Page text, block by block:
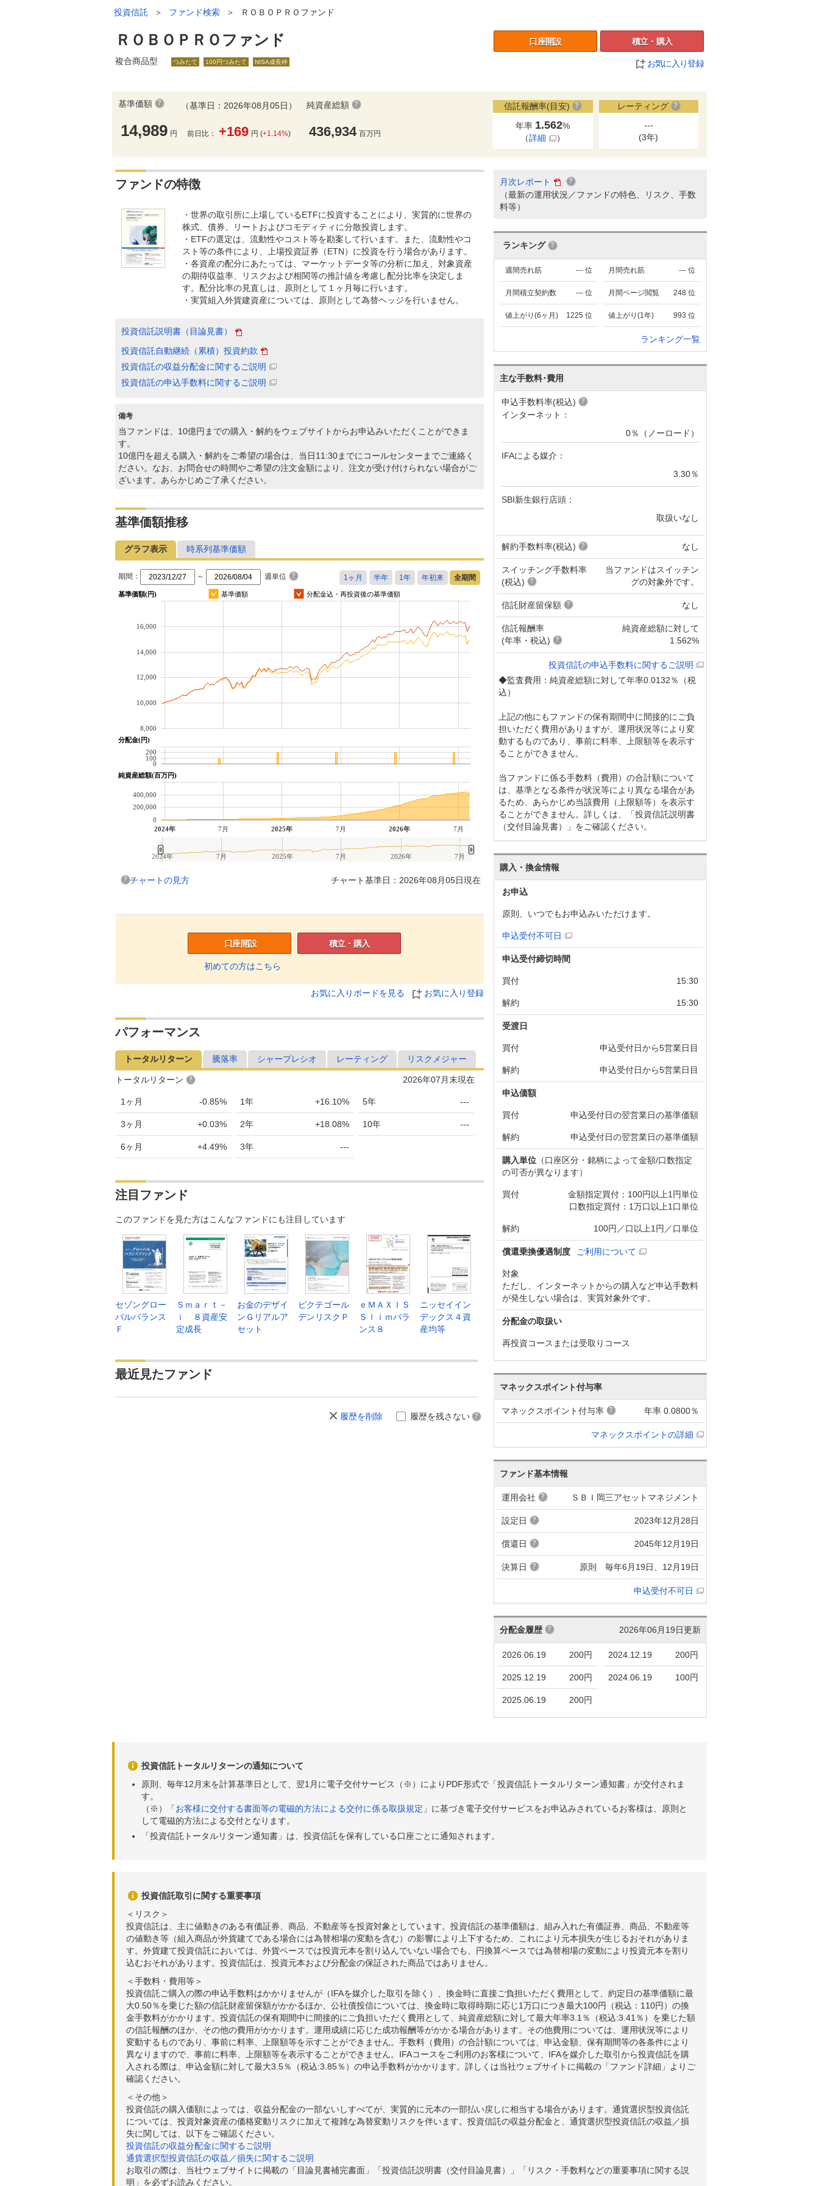
投資信託 ＞ ファンド検索 ＞ ＲＯＢＯＰＲＯファンド
ＲＯＢＯＰＲＯファンド 口座開設 積立・購入
お気に入り登録
複合商品型 つみたて 100円つみたて NISA成長枠
基準価額
14,989 円
（基準日：2026年08月05日）
前日比： +169 円 (+1.14%)
純資産総額
436,934 百万円
信託報酬率(目安)
年率 1.562%
（詳細 ）
レーティング
---
(3年)
ファンドの特徴
・世界の取引所に上場しているETFに投資することにより、実質的に世界の
株式、債券、リートおよびコモディティに分散投資します。
・ETFの選定は、流動性やコスト等を勘案して行います。また、流動性やコ
スト等の条件により、上場投資証券（ETN）に投資を行う場合があります。
・各資産の配分にあたっては、マーケットデータ等の分析に加え、対象資産
の期待収益率、リスクおよび相関等の推計値を考慮し配分比率を決定しま
す。配分比率の見直しは、原則として１ヶ月毎に行います。
・実質組入外貨建資産については、原則として為替ヘッジを行いません。
投資信託説明書（目論見書）
投資信託自動継続（累積）投資約款
投資信託の収益分配金に関するご説明
投資信託の申込手数料に関するご説明
備考
当ファンドは、10億円までの購入・解約をウェブサイトからお申込みいただくことができま
す。
10億円を超える購入・解約をご希望の場合は、当日11:30までにコールセンターまでご連絡く
ださい。なお、お問合せの時間やご希望の注文金額により、注文が受け付けられない場合がご
ざいます。あらかじめご了承ください。
基準価額推移
グラフ表示 時系列基準価額
期間： ～ 週単位
基準価額(円) 基準価額 分配金込・再投資後の基準価額
8,000
10,000
12,000
14,000
16,000
分配金(円)
0
100
200
純資産総額(百万円)
2024年 7月 2025年 7月 2026年 7月
0
200,000
400,000
2024年 7月 2025年 7月 2026年 7月
チャートの見方 チャート基準日：2026年08月05日現在
口座開設
初めての方はこちら
積立・購入
お気に入りボードを見る お気に入り登録
パフォーマンス
トータルリターン 騰落率 シャープレシオ レーティング リスクメジャー
2026年07月末現在
トータルリターン
1ヶ月 -0.85%
3ヶ月 +0.03%
6ヶ月 +4.49%
1年 +16.10%
2年 +18.08%
3年 ---
5年 ---
10年 ---
注目ファンド
このファンドを見た方はこんなファンドにも注目しています
セゾングロー
バルバランス
Ｆ
Ｓｍａｒｔ－
ｉ ８資産安
定成長
お金のデザイ
ンＧリアルア
セット
ピクテゴール
デンリスクＰ
ｅＭＡＸＩＳ
Ｓｌｉｍバラ
ンス８
ニッセイイン
デックス４資
産均等
最近見たファンド
履歴を削除 履歴を残さない
月次レポート
（最新の運用状況／ファンドの特色、リスク、手数
料等）
ランキング
--- 位
週間売れ筋 --- 位
月間売れ筋
--- 位
月間積立契約数 248 位
月間ページ閲覧
1225 位
値上がり(6ヶ月) 993 位
値上がり(1年)
ランキング一覧
主な手数料･費用
申込手数料率(税込)
インターネット：
0％（ノーロード）
IFAによる媒介：
3.30％
SBI新生銀行店頭：
取扱いなし
解約手数料率(税込) なし
スイッチング手数料率
(税込)
当ファンドはスイッチン
グの対象外です。
信託財産留保額 なし
信託報酬率
(年率・税込)
純資産総額に対して
1.562%
投資信託の申込手数料に関するご説明
◆監査費用：純資産総額に対して年率0.0132％（税
込）
上記の他にもファンドの保有期間中に間接的にご負
担いただく費用がありますが、運用状況等により変
動するものであり、事前に料率、上限額等を表示す
ることができません。
当ファンドに係る手数料（費用）の合計額について
は、基準となる条件が状況等により異なる場合があ
るため、あらかじめ当該費用（上限額等）を表示す
ることができません。詳しくは、「投資信託説明書
（交付目論見書）」をご確認ください。
購入・換金情報
お申込
原則、いつでもお申込みいただけます。
申込受付不可日
申込受付締切時間
買付 15:30
解約 15:30
受渡日
買付 申込受付日から5営業日目
解約 申込受付日から5営業日目
申込価額
買付 申込受付日の翌営業日の基準価額
解約 申込受付日の翌営業日の基準価額
購入単位 （口座区分・銘柄によって金額/口数指定
の可否が異なります）
買付
金額指定買付：100円以上1円単位
口数指定買付：1万口以上1口単位
解約 100円／口以上1円／口単位
償還乗換優遇制度 ご利用について
対象
ただし、インターネットからの購入など申込手数料
が発生しない場合は、実質対象外です。
分配金の取扱い
再投資コースまたは受取りコース
マネックスポイント付与率
マネックスポイント付与率 年率 0.0800％
マネックスポイントの詳細
ファンド基本情報
運用会社 ＳＢＩ岡三アセットマネジメント
設定日 2023年12月28日
償還日 2045年12月19日
決算日 原則 毎年6月19日、12月19日
申込受付不可日
2026年06月19日更新
分配金履歴
2026.06.19 200円
2025.12.19 200円
2025.06.19 200円
2024.12.19 200円
2024.06.19 100円
投資信託トータルリターンの通知について
原則、毎年12月末を計算基準日として、翌1月に電子交付サービス（※）によりPDF形式で「投資信託トータルリターン通知書」が交付されま
す。
（※）「お客様に交付する書面等の電磁的方法による交付に係る取扱規定 」に基づき電子交付サービスをお申込みされているお客様は、原則と
して電磁的方法による交付となります。
「投資信託トータルリターン通知書」は、投資信託を保有している口座ごとに通知されます。
投資信託取引に関する重要事項
＜リスク＞
投資信託は、主に値動きのある有価証券、商品、不動産等を投資対象としています。投資信託の基準価額は、組み入れた有価証券、商品、不動産等
の値動き等（組入商品が外貨建てである場合には為替相場の変動を含む）の影響により上下するため、これにより元本損失が生じるおそれがありま
す。外貨建て投資信託においては、外貨ベースでは投資元本を割り込んでいない場合でも、円換算ベースでは為替相場の変動により投資元本を割り
込むおそれがあります。投資信託は、投資元本および分配金の保証された商品ではありません。
＜手数料・費用等＞
投資信託ご購入の際の申込手数料はかかりませんが（IFAを媒介した取引を除く）、換金時に直接ご負担いただく費用として、約定日の基準価額に最
大0.50％を乗じた額の信託財産留保額がかかるほか、公社債投信については、換金時に取得時期に応じ1万口につき最大100円（税込：110円）の換
金手数料がかかります。投資信託の保有期間中に間接的にご負担いただく費用として、純資産総額に対して最大年率3.1％（税込:3.41％）を乗じた額
の信託報酬のほか、その他の費用がかかります。運用成績に応じた成功報酬等がかかる場合があります。その他費用については、運用状況等により
変動するものであり、事前に料率、上限額等を示すことができません。手数料（費用）の合計額については、申込金額、保有期間等の各条件により
異なりますので、事前に料率、上限額等を表示することができません。IFAコースをご利用のお客様について、IFAを媒介した取引から投資信託を購
入される際は、申込金額に対して最大3.5％（税込:3.85％）の申込手数料がかかります。詳しくは当社ウェブサイトに掲載の「ファンド詳細」よりご
確認ください。
＜その他＞
投資信託の購入価額によっては、収益分配金の一部ないしすべてが、実質的に元本の一部払い戻しに相当する場合があります。通貨選択型投資信託
については、投資対象資産の価格変動リスクに加えて複雑な為替変動リスクを伴います。投資信託の収益分配金と、通貨選択型投資信託の収益／損
失に関しては、以下をご確認ください。
投資信託の収益分配金に関するご説明
通貨選択型投資信託の収益／損失に関するご説明
お取引の際は、当社ウェブサイトに掲載の「目論見書補完書面」「投資信託説明書（交付目論見書）」「リスク・手数料などの重要事項に関する説
明」を必ずお読みください。